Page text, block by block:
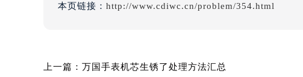
本页链接： http://www.cdiwc.cn/problem/354.html
上一篇： 万国手表机芯生锈了处理方法汇总